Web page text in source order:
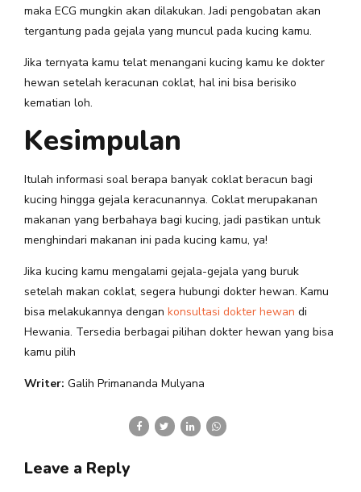
maka ECG mungkin akan dilakukan. Jadi pengobatan akan
tergantung pada gejala yang muncul pada kucing kamu.
Jika ternyata kamu telat menangani kucing kamu ke dokter
hewan setelah keracunan coklat, hal ini bisa berisiko
kematian loh.
Kesimpulan
Itulah informasi soal berapa banyak coklat beracun bagi
kucing hingga gejala keracunannya. Coklat merupakanan
makanan yang berbahaya bagi kucing, jadi pastikan untuk
menghindari makanan ini pada kucing kamu, ya!
Jika kucing kamu mengalami gejala-gejala yang buruk
setelah makan coklat, segera hubungi dokter hewan. Kamu
bisa melakukannya dengan konsultasi dokter hewan di
Hewania. Tersedia berbagai pilihan dokter hewan yang bisa
kamu pilih
Writer: Galih Primananda Mulyana
Leave a Reply